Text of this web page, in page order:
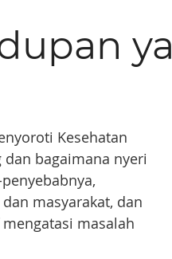
Kesehatan
dan bagaimana nyeri
masyarakat, dan
masalah